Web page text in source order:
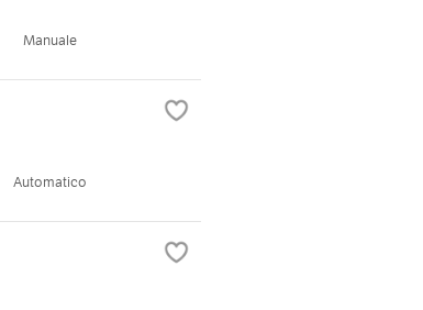
Manuale
Automatico